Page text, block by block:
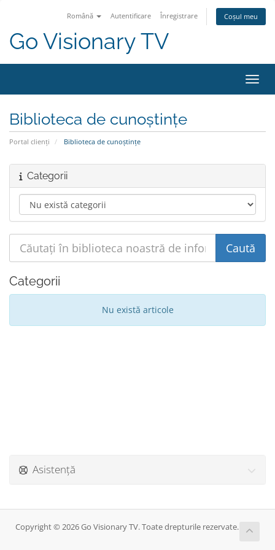
Română Autentificare Înregistrare Coșul meu
Go Visionary TV
Biblioteca de cunoștințe
Portal clienți Biblioteca de cunoștințe
Categorii
Categorii
Nu există articole
Asistență
Copyright © 2026 Go Visionary TV. Toate drepturile rezervate.